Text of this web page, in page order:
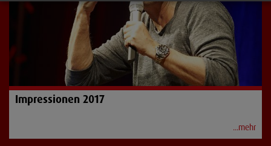
Impressionen 2017
...mehr